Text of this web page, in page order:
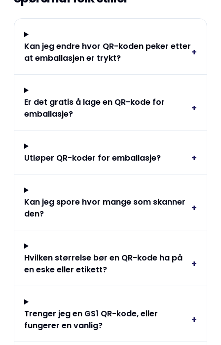
Kan jeg endre hvor QR-koden peker etter
at emballasjen er trykt?
+
Er det gratis å lage en QR-kode for
emballasje?
+
Utløper QR-koder for emballasje? +
Kan jeg spore hvor mange som skanner
den?
+
Hvilken størrelse bør en QR-kode ha på
en eske eller etikett?
+
Trenger jeg en GS1 QR-kode, eller
fungerer en vanlig?
+